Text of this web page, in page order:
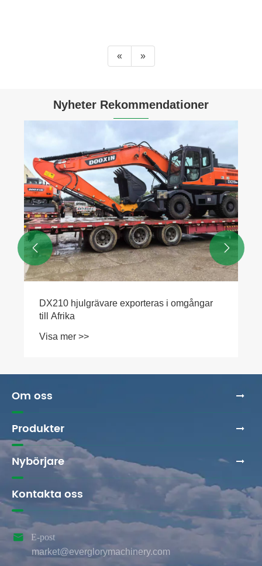
« »
Nyheter Rekommendationer
DX210 hjulgrävare exporteras i omgångar
till Afrika
Visa mer >>
 
Om oss
Produkter
Nybörjare
Kontakta oss

E-post
market@everglorymachinery.com